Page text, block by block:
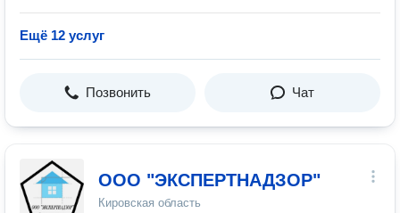
Ещё 12 услуг
Позвонить Чат
ООО "ЭКСПЕРТНАДЗОР"
Кировская область